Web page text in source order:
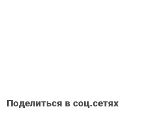
Поделиться в соц.сетях